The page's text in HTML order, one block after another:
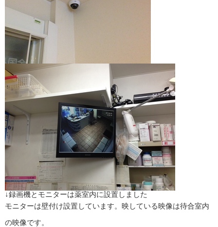
↓録画機とモニターは薬室内に設置しました
モニターは壁付け設置しています。映している映像は待合室内
の映像です。